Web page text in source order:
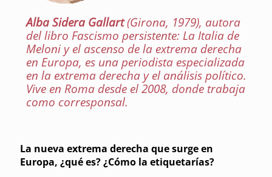
Alba Sidera Gallart(Girona, 1979), autora
del libro Fascismo persistente: La Italia de
Meloni y el ascenso de la extrema derecha
en Europa, es una periodista especializada
en la extrema derecha y el análisis político.
Vive en Roma desde el 2008, donde trabaja
como corresponsal.
La nueva extrema derecha que surge en
Europa, ¿qué es? ¿Cómo la etiquetarías?